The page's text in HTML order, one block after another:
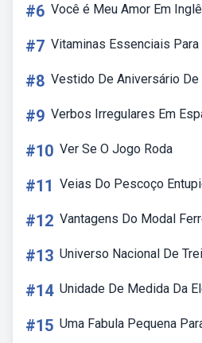
#6 Você é Meu Amor Em
#7 Vitaminas Essenciais Para
#8 Vestido De Aniversário
#9 Verbos Irregulares Em
#10 Ver Se O Jogo Roda
#11 Veias Do Pescoço
#12 Vantagens Do Modal
#13 Universo Nacional De
#14 Unidade De Medida Da
#15 Uma Fabula Pequena